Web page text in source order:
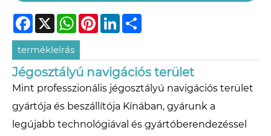
Facebook
X WhatsApp
PinterestLinkedIn
termékleírás
Jégosztályú navigációs terület
Mint professzionális jégosztályú navigációs terület
gyártója és beszállítója Kínában, gyárunk a
legújabb technológiával és gyártóberendezéssel